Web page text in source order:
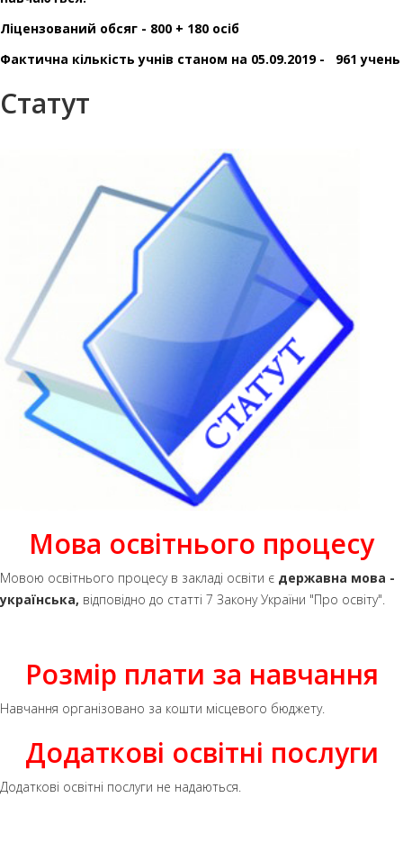
Ліцензований обсяг - 800 + 180 осіб
Фактична кількість учнів станом на 05.09.2019 - 961 учень
Статут
Мова освітнього процесу
Мовою освітнього процесу в закладі освіти є державна мова -
українська, відповідно до статті 7 Закону України "Про освіту".
Розмір плати за навчання
Навчання організовано за кошти місцевого бюджету.
Додаткові освітні послуги
Додаткові освітні послуги не надаються.